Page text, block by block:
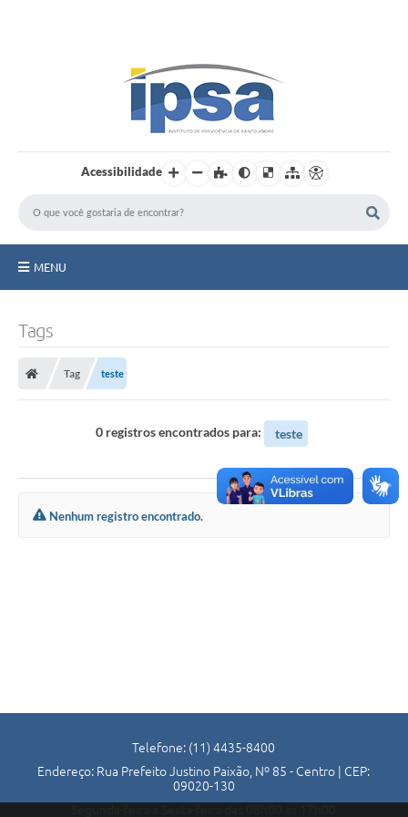
Acessibilidade
MENU
Prestação de Contas
Benefícios
Tags
Tag teste
0 registros encontrados para: teste
Nenhum registro encontrado.
Telefone: (11) 4435-8400
Endereço: Rua Prefeito Justino Paixão, Nº 85 - Centro | CEP:
09020-130